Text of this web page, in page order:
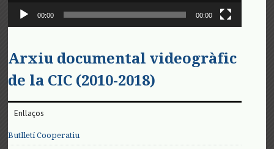
00:00 00:00
Arxiu documental videogràfic
de la CIC (2010-2018)
Enllaços
Butlletí Cooperatiu